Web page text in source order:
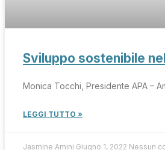
Sviluppo sostenibile
Monica Tocchi, Presidente APA –
LEGGI TUTTO »
Jasmine Amini Giugno 1, 2022 Nessun